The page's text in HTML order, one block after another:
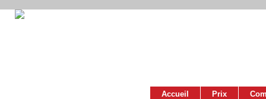
Accueil Prix